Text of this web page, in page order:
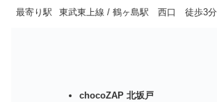
最寄り駅 東武東上線 / 鶴ヶ島駅 西口 徒歩3分
chocoZAP 北坂戸